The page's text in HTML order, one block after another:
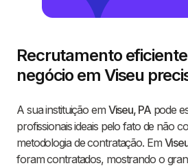
Recrutamento
negócio em Viseu
A sua instituição em Viseu, PApode
profissionais ideais pelo fato de não
metodologia de contratação. Em
foram contratados, mostrando o